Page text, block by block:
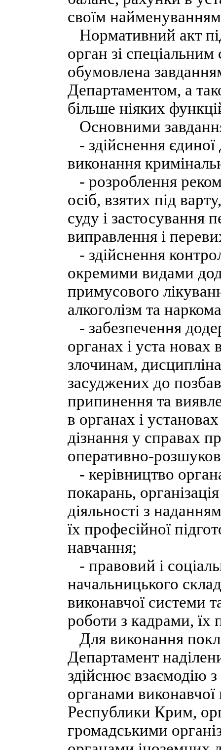
своїм
Нормативний акт
орган зі
обумовлена
Департаментом, а
більше ніяких
Основними
- здійснення
виконання
- розроблення
осіб, взятих під
суду і застосування
виправлення і
- здійснення
окремими видами
примусового
алкоголізм та
- забезпечення
органах і уста новах
злочинам,
засуджених до
припинення та
в органах і
дізнання у справах
оперативно-
- керівництво
покарань,
діяльності з
їх професійної
навчання;
- правовий і
начальницького
виконавчої системи
роботи з кадрами, їх
Для виконання
Департамент
здійснює взаємодію
органами
Республики Крим,
громадськими